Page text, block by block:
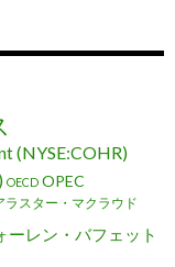
(NYSE:COHR)
OECD OPEC
ラスター・マクラウド
ーレン・バフェット